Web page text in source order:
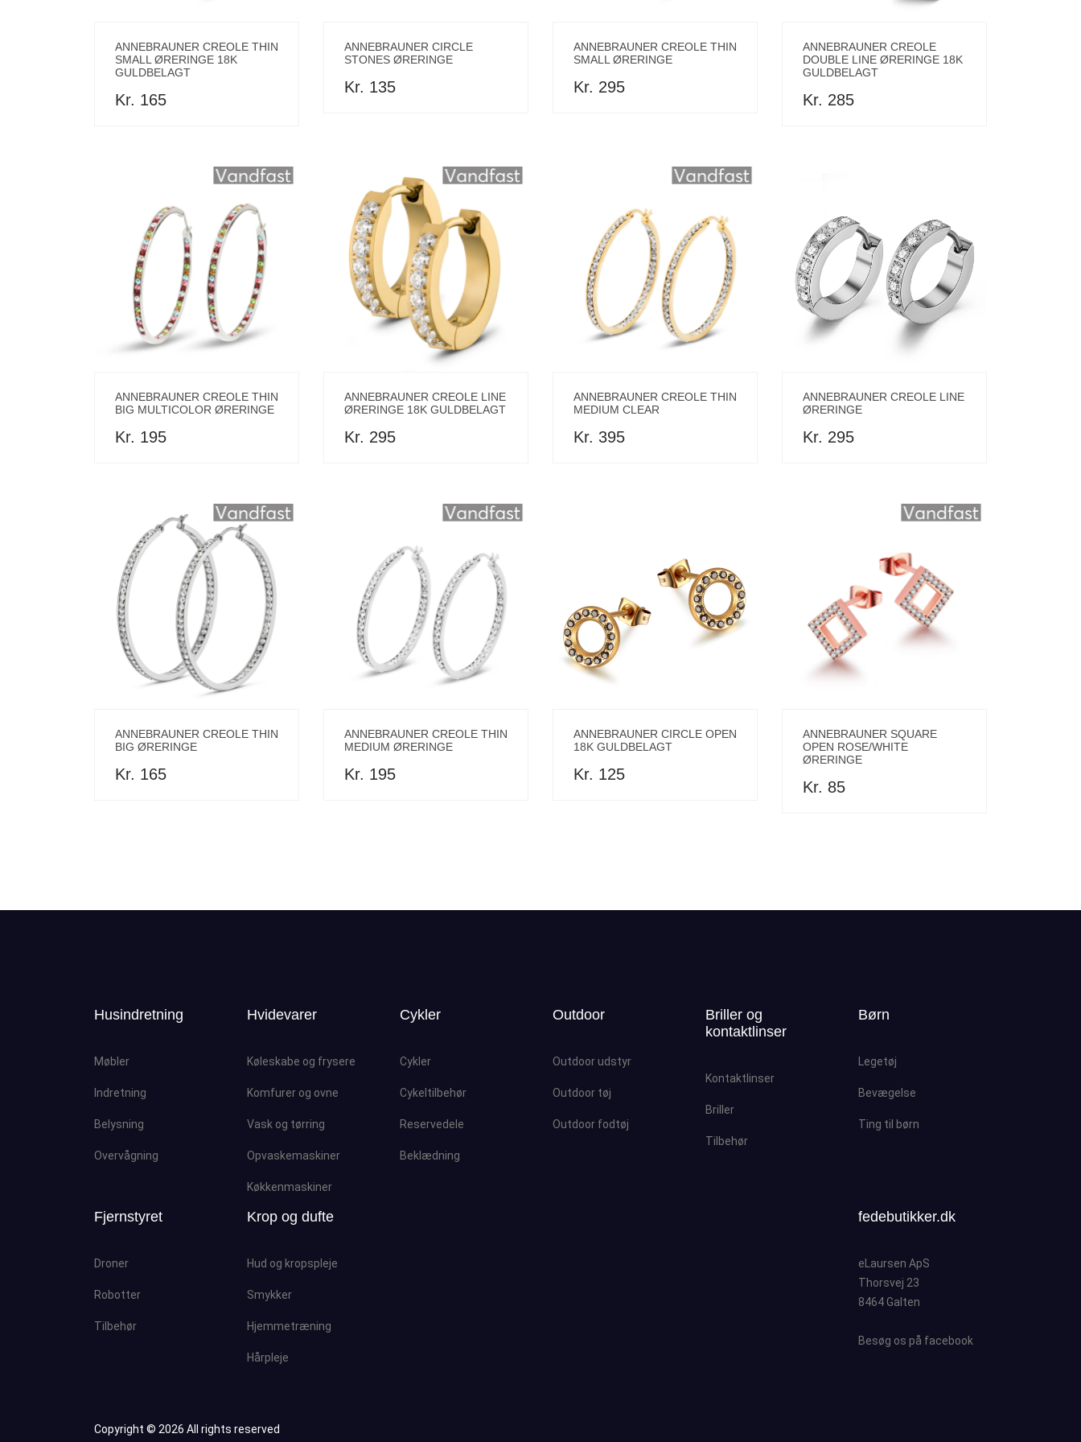
ANNEBRAUNER CREOLE THIN
SMALL ØRERINGE 18K
GULDBELAGT
Kr. 165
ANNEBRAUNER CIRCLE
STONES ØRERINGE
Kr. 135
ANNEBRAUNER CREOLE THIN
SMALL ØRERINGE
Kr. 295
ANNEBRAUNER CREOLE
DOUBLE LINE ØRERINGE 18K
GULDBELAGT
Kr. 285
ANNEBRAUNER CREOLE THIN
BIG MULTICOLOR ØRERINGE
Kr. 195
ANNEBRAUNER CREOLE LINE
ØRERINGE 18K GULDBELAGT
Kr. 295
ANNEBRAUNER CREOLE THIN
MEDIUM CLEAR
Kr. 395
ANNEBRAUNER CREOLE LINE
ØRERINGE
Kr. 295
ANNEBRAUNER CREOLE THIN
BIG ØRERINGE
Kr. 165
ANNEBRAUNER CREOLE THIN
MEDIUM ØRERINGE
Kr. 195
ANNEBRAUNER CIRCLE OPEN
18K GULDBELAGT
Kr. 125
ANNEBRAUNER SQUARE
OPEN ROSE/WHITE
ØRERINGE
Kr. 85
Husindretning
Møbler
Indretning
Belysning
Overvågning
Hvidevarer
Køleskabe og frysere
Komfurer og ovne
Vask og tørring
Opvaskemaskiner
Køkkenmaskiner
Cykler
Cykler
Cykeltilbehør
Reservedele
Beklædning
Outdoor
Outdoor udstyr
Outdoor tøj
Outdoor fodtøj
Briller og
kontaktlinser
Kontaktlinser
Briller
Tilbehør
Børn
Legetøj
Bevægelse
Ting til børn
Fjernstyret
Droner
Robotter
Tilbehør
Krop og dufte
Hud og kropspleje
Smykker
Hjemmetræning
Hårpleje
fedebutikker.dk
eLaursen ApS
Thorsvej 23
8464 Galten
Besøg os på facebook
Copyright © 2026 All rights reserved